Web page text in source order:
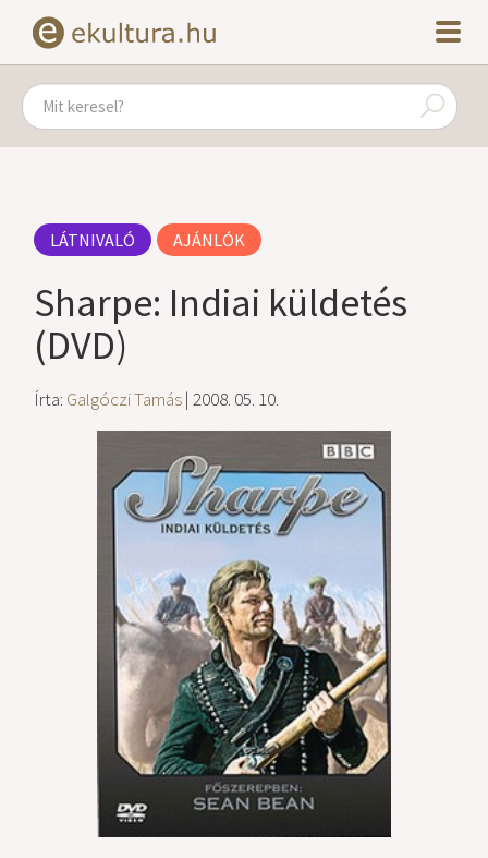
LÁTNIVALÓ AJÁNLÓK
Sharpe: Indiai küldetés
(DVD)
Írta: Galgóczi Tamás| 2008. 05. 10.